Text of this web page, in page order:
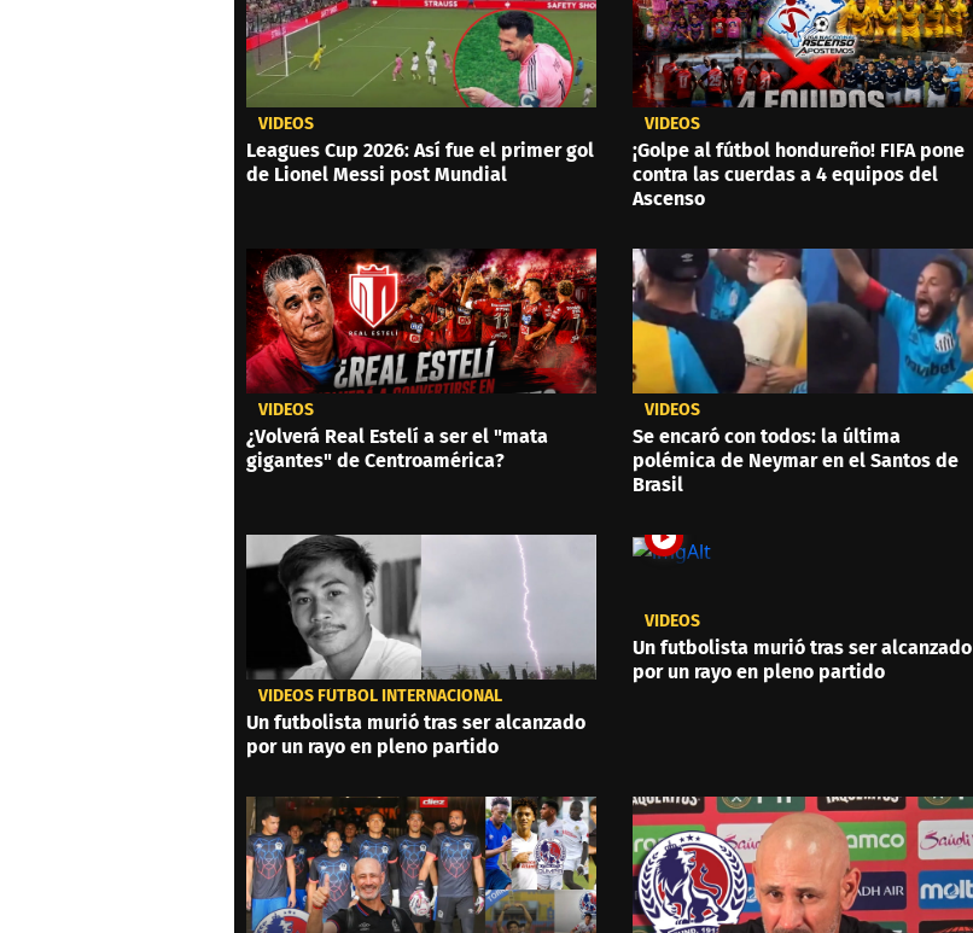
VIDEOS
Leagues Cup 2026: Así fue el primer gol
de Lionel Messi post Mundial
VIDEOS
¡Golpe al fútbol hondureño! FIFA pone
contra las cuerdas a 4 equipos del
Ascenso
VIDEOS
¿Volverá Real Estelí a ser el "mata
gigantes" de Centroamérica?
VIDEOS
Se encaró con todos: la última
polémica de Neymar en el Santos de
Brasil
VIDEOS FÚTBOL INTERNACIONAL
Un futbolista murió tras ser alcanzado
por un rayo en pleno partido
VIDEOS
Un futbolista murió tras ser alcanzado
por un rayo en pleno partido